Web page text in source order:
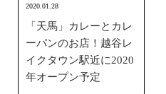
2020.01.28
「天馬」カレーとカレ
ーパンのお店！越谷レ
イクタウン駅近に2020
年オープン予定